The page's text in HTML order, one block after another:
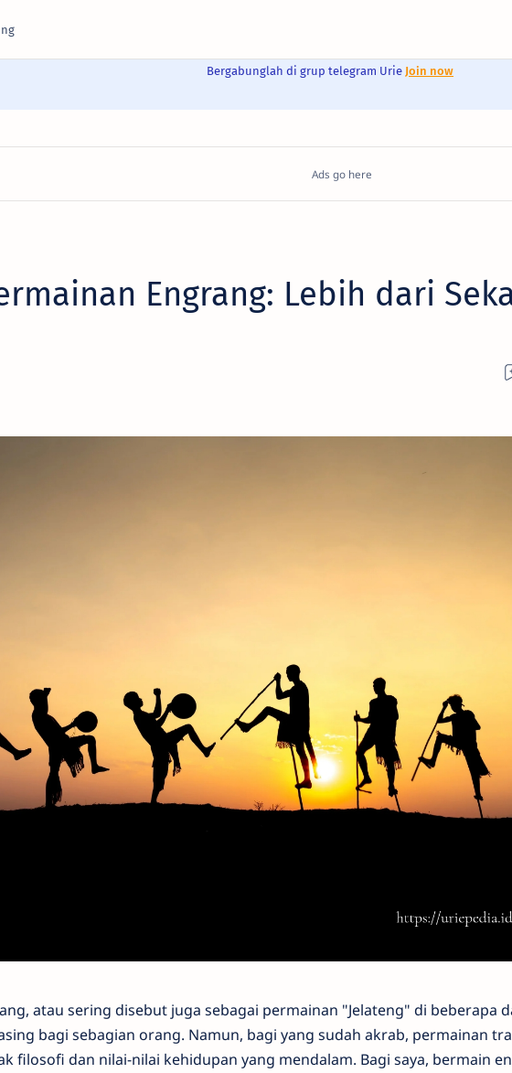
Bergabunglah di grup telegram Urie Join now
Engrang: Lebih dari
atau sering disebut juga sebagai permainan "Jelateng" di beberapa
bagi sebagian orang. Namun, bagi yang sudah akrab, permainan
filosofi dan nilai-nilai kehidupan yang mendalam. Bagi saya, bermain